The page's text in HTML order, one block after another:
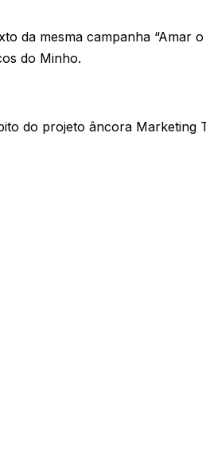
da mesma campanha “Amar
do Minho.
do projeto âncora Marketing